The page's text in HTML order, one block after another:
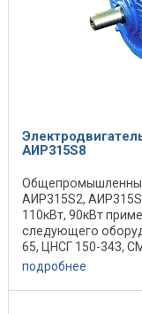
АИР315S8
АИР315S2,
110кВт, 90кВт
следующего
65, ЦНСГ 150-343,
подробнее